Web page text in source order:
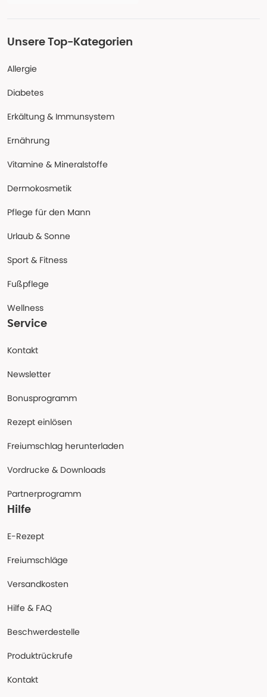
Unsere Top-Kategorien
Allergie
Diabetes
Erkältung & Immunsystem
Ernährung
Vitamine & Mineralstoffe
Dermokosmetik
Pflege für den Mann
Urlaub & Sonne
Sport & Fitness
Fußpflege
Wellness
Service
Kontakt
Newsletter
Bonusprogramm
Rezept einlösen
Freiumschlag herunterladen
Vordrucke & Downloads
Partnerprogramm
Hilfe
E-Rezept
Freiumschläge
Versandkosten
Hilfe & FAQ
Beschwerdestelle
Produktrückrufe
Kontakt